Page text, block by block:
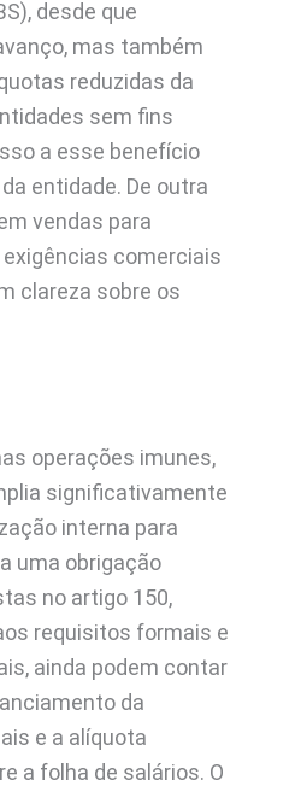
desde que
mas também
reduzidas da
sem fins
a esse benefício
entidade. De outra
vendas para
comerciais
clareza sobre os
operações imunes,
significativamente
interna para
uma obrigação
no artigo 150,
requisitos formais e
ainda podem contar
da
e a alíquota
a folha de salários. O